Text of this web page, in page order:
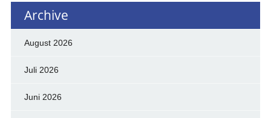
Archive
August 2026
Juli 2026
Juni 2026